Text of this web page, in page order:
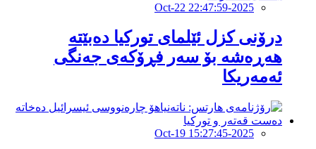
2025-Oct-22 22:47:59
درۆنی کزل ئێلمای تورکیا دەبێتە
هەڕەشە بۆ سەر فڕۆکەی جەنگی
ئەمەریکا
2025-Oct-19 15:27:45